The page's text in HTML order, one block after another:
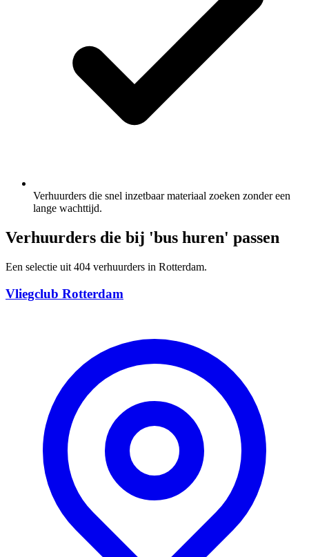
Verhuurders die snel inzetbaar materiaal zoeken zonder een
lange wachttijd.
Verhuurders die bij 'bus huren' passen
Een selectie uit 404 verhuurders in Rotterdam.
Vliegclub Rotterdam